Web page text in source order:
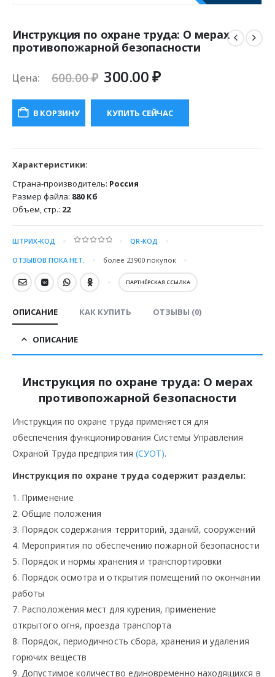
Инструкция по охране труда: О мерах
противопожарной безопасности
Цена: 600.00₽ Первоначальная
составляла
600.00 ₽.
300.00₽Текущая
300.00 ₽.
В КОРЗИНУ КУПИТЬ СЕЙЧАС
Характеристики:
Страна-производитель: Россия
Размер файла: 880 Кб
Объем, стр.: 22
ШТРИХ-КОД QR-КОД
ОТЗЫВОВ ПОКА НЕТ. более 23900 покупок
ПАРТНЁРСКАЯ ССЫЛКА
ОПИСАНИЕ КАК КУПИТЬ ОТЗЫВЫ (0)
ОПИСАНИЕ
Инструкция по охране труда: О мерах
противопожарной безопасности
Инструкция по охране труда применяется для
обеспечения функционирования Системы Управления
Охраной Труда предприятия (СУОТ).
Инструкция по охране труда содержит разделы:
1. Применение
2. Общие положения
3. Порядок содержания территорий, зданий, сооружений
4. Мероприятия по обеспечению пожарной безопасности
5. Порядок и нормы хранения и транспортировки
6. Порядок осмотра и открытия помещений по окончании
работы
7. Расположения мест для курения, применение
открытого огня, проезда транспорта
8. Порядок, периодичность сбора, хранения и удаления
горючих веществ
9. Допустимое количество единовременно находящихся в